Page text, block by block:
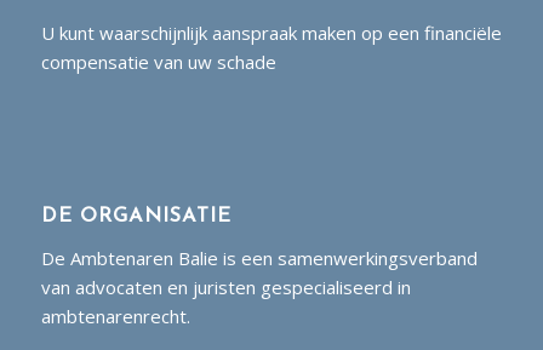
U kunt waarschijnlijk aanspraak maken op een financiële
compensatie van uw schade
DE ORGANISATIE
De Ambtenaren Balie is een samenwerkingsverband
van advocaten en juristen gespecialiseerd in
ambtenarenrecht.